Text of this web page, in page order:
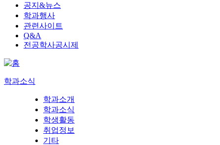
공지&뉴스
학과행사
관련사이트
Q&A
전공학사공시제
학과소식
학과소개
학과소식
학생활동
취업정보
기타